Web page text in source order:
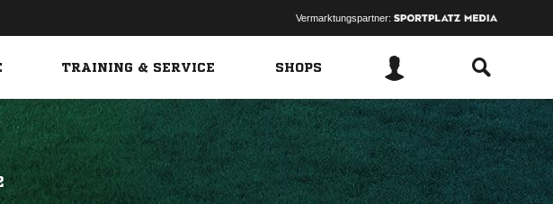
Vermarktungspartner:
TRAINING & SERVICE SHOPS